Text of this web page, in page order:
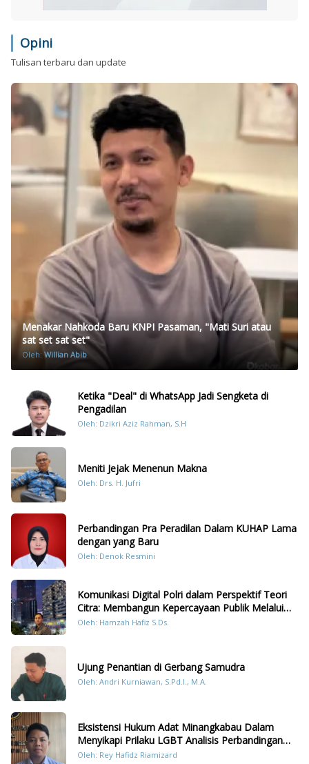
Opini
Tulisan terbaru dan update
Menakar Nahkoda Baru KNPI Pasaman, "Mati Suri atau
sat set sat set"
Oleh:Willian Abib
Ketika "Deal" di WhatsApp Jadi Sengketa di
Pengadilan
Oleh: Dzikri Aziz Rahman, S.H
Meniti Jejak Menenun Makna
Oleh: Drs. H. Jufri
Perbandingan Pra Peradilan Dalam KUHAP Lama
dengan yang Baru
Oleh: Denok Resmini
Komunikasi Digital Polri dalam Perspektif Teori
Citra: Membangun Kepercayaan Publik Melalui
Konten Humanis Kesiapsiagaan Bencana di
Oleh: Hamzah Hafiz S.Ds.
Ujung Penantian di Gerbang Samudra
Oleh: Andri Kurniawan, S.Pd.I., M.A.
Eksistensi Hukum Adat Minangkabau Dalam
Menyikapi Prilaku LGBT Analisis Perbandingan
Dengan Hukum Pidana
Oleh: Rey Hafidz Riamizard